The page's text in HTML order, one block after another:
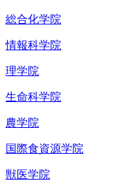
総合化学院
情報科学院
理学院
生命科学院
農学院
国際食資源学院
獣医学院